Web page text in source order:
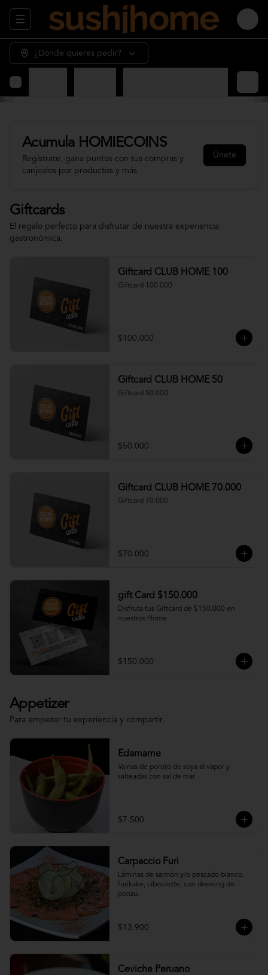
Abrir menu de navegación Login
¿Dónde quieres pedir?
Acumula HOMIECOINS
Regístrate, gana puntos con tus compras y
canjealos por productos y más
Únete
Giftcards
El regalo perfecto para disfrutar de nuestra experiencia
gastronómica.
Giftcard CLUB HOME 100
Giftcard 100.000
$100.000
Giftcard CLUB HOME 50
Giftcard 50.000
$50.000
Giftcard CLUB HOME 70.000
Giftcard 70.000
$70.000
gift Card $150.000
Disfruta tus Giftcard de $150.000 en
nuestros Home
$150.000
Appetizer
Para empezar tu experiencia y compartir.
Edamame
Vainas de poroto de soya al vapor y
salteadas con sal de mar
$7.500
Carpaccio Furi
Láminas de salmón y/o pescado blanco,
furikake, ciboulette, con dressing de
ponzu.
$13.900
Ceviche Peruano